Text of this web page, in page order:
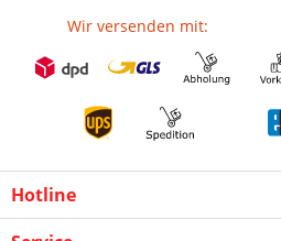
Wir versenden mit:
Hotline